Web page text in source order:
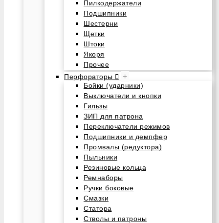
Пилкодержатели
Подшипники
Шестерни
Щетки
Штоки
Якоря
Прочее
Перфораторы
+
Бойки (ударники)
Выключатели и кнопки
Гильзы
ЗИП для патрона
Переключатели режимов
Подшипники и демпфер
Промвалы (редуктора)
Пыльники
Резиновые кольца
Ремнаборы
Ручки боковые
Смазки
Статора
Стволы и патроны